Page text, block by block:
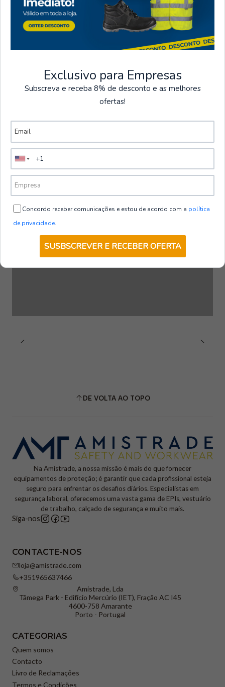
ilhas.
DE VOLTA AO TOPO
Na Amistrade, a nossa missão é mais do que fornecer
equipamentos de proteção; é garantir que cada profissional esteja
seguro para enfrentar os desafios diários. Especialistas em
segurança laboral, oferecemos uma vasta gama de EPIs, vestuário
de trabalho, calçado de segurança e muito mais.
Siga-nos
CONTACTE-NOS
loja@amistrade.com
+351965637466
Amistrade, Lda
Tâmega Park - Edifício Mercúrio (IET), Fração AC I45
4600-758 Amarante
Porto - Portugal
CATEGORIAS
Quem somos
Contacto
Livro de Reclamações
Termos e Condições
Exclusivo para Empresas
Subscreva e receba 8% de desconto e as melhores
ofertas!
Concordo receber comunicações e estou de acordo com a política
de privacidade.
SUSBSCREVER E RECEBER OFERTA